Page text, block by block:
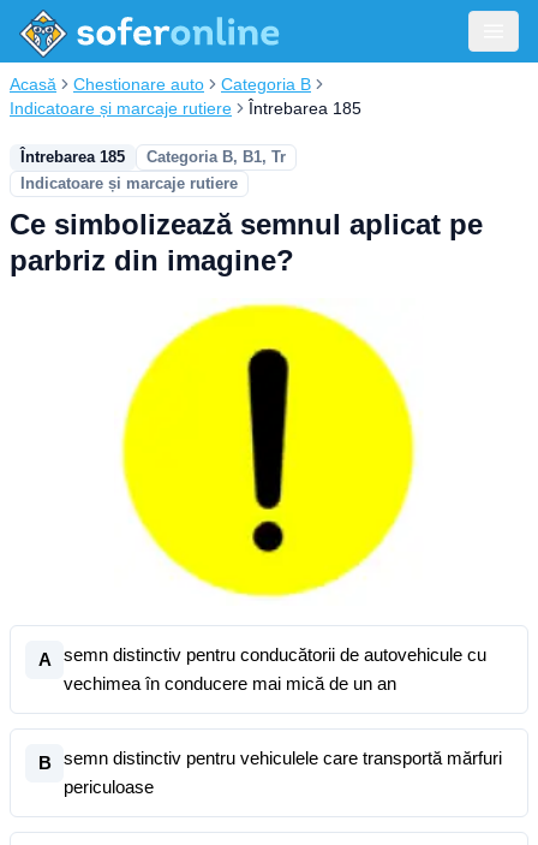
Acasă Chestionare auto
Categoria B
Indicatoare și marcaje rutiere
Întrebarea 185
Întrebarea 185
Categoria B, B1, Tr
Indicatoare și marcaje rutiere
Ce simbolizează semnul aplicat pe
parbriz din imagine?
A
semn distinctiv pentru conducătorii de autovehicule cu
vechimea în conducere mai mică de un an
B
semn distinctiv pentru vehiculele care transportă mărfuri
periculoase